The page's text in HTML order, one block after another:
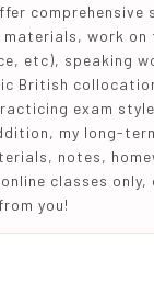
work on
etc), speaking
British
exam
my long-
notes,
classes only,
you!